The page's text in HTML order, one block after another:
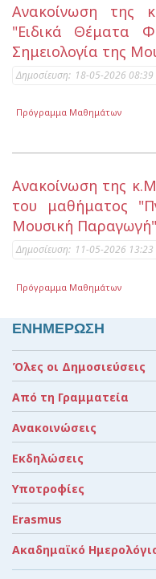
Ανακοίνωση της
"Ειδικά Θέματα
Σημειολογία της
Δημοσίευση: 18-05-2026 08:39
Πρόγραμμα Μαθημάτων
Ανακοίνωση της
του μαθήματος
Μουσική Παραγωγή"
Δημοσίευση: 11-05-2026 13:23
Πρόγραμμα Μαθημάτων
ΕΝΗΜΕΡΩΣΗ
Όλες οι Δημοσιεύσεις
Από τη Γραμματεία
Ανακοινώσεις
Εκδηλώσεις
Υποτροφίες
Erasmus
Ακαδημαϊκό